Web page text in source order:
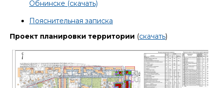
Обнинске (скачать)
Пояснительная записка
Проект планировки территории (скачать)